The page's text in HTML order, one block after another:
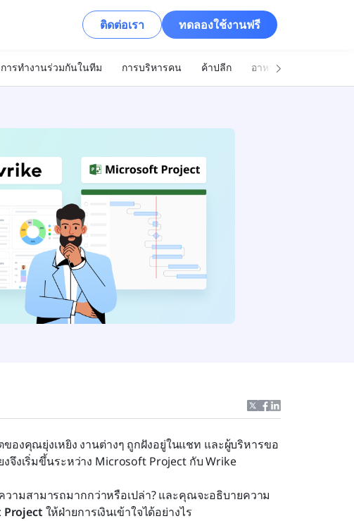
ติดต่อเรา ทดลองใช้งานฟรี
การทำงานร่วมกันในทีม การบริหารคน ค้าปลีก อาหารและเครื่องดื่ม
องคุณยุ่งเหยิง งานต่างๆ ถูกฝังอยู่ในแชท และผู้บริหารขอ
จึงเริ่มขึ้นระหว่าง Microsoft Project กับ Wrike
ามสามารถมากกว่าหรือเปล่า? และคุณจะอธิบายความ
Project ให้ฝ่ายการเงินเข้าใจได้อย่างไร